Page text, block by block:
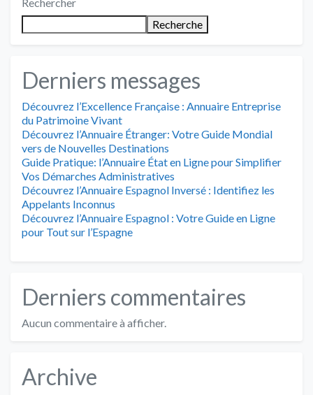
Recherche
Derniers messages
Découvrez l’Excellence Française : Annuaire Entreprise
du Patrimoine Vivant
Découvrez l’Annuaire Étranger: Votre Guide Mondial
vers de Nouvelles Destinations
Guide Pratique: l’Annuaire État en Ligne pour Simplifier
Vos Démarches Administratives
Découvrez l’Annuaire Espagnol Inversé : Identifiez les
Appelants Inconnus
Découvrez l’Annuaire Espagnol : Votre Guide en Ligne
pour Tout sur l’Espagne
Derniers commentaires
Aucun commentaire à afficher.
Archive